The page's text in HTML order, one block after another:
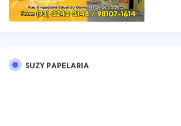
SUZY PAPELARIA